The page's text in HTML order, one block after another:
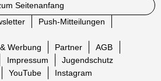
Seitenanfang
Push-Mitteilungen
Werbung Partner
AGB
Impressum
Jugendschutz
YouTube Instagram